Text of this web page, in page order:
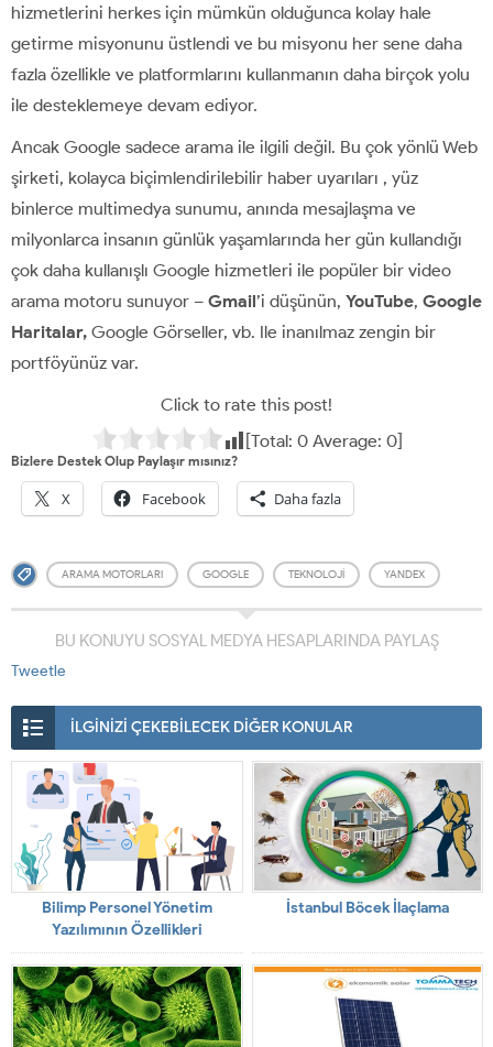
hizmetlerini herkes için mümkün olduğunca kolay hale
getirme misyonunu üstlendi ve bu misyonu her sene daha
fazla özellikle ve platformlarını kullanmanın daha birçok yolu
ile desteklemeye devam ediyor.
Ancak Google sadece arama ile ilgili değil. Bu çok yönlü Web
şirketi, kolayca biçimlendirilebilir haber uyarıları , yüz
binlerce multimedya sunumu, anında mesajlaşma ve
milyonlarca insanın günlük yaşamlarında her gün kullandığı
çok daha kullanışlı Google hizmetleri ile popüler bir video
arama motoru sunuyor – Gmail’i düşünün, YouTube, Google
Haritalar, Google Görseller, vb. Ile inanılmaz zengin bir
portföyünüz var.
Click to rate this post!
[Total: 0Average: 0]
Bizlere Destek Olup Paylaşır mısınız?
X Facebook Daha fazla
ARAMA MOTORLARI GOOGLE TEKNOLOJI YANDEX
BU KONUYU SOSYAL MEDYA HESAPLARINDA PAYLAŞ
Tweetle
İLGİNİZİ ÇEKEBİLECEK DİĞER KONULAR
Bilimp Personel Yönetim
Yazılımının Özellikleri
İstanbul Böcek İlaçlama